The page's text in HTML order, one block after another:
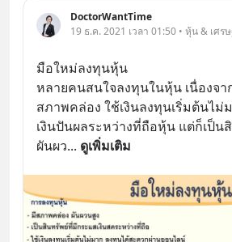
DoctorWantTime
19 ธ.ค. 2021 เวลา 01:50 • หุ้น & เศร
มือใหม่ลงทุนหุ้น
หลายคนสนใจลงทุนในหุ้น เนื่องจ
สภาพคล่อง ใช้เงินลงทุนเริ่มต้นไม่
เงินปันผลระหว่างที่ถือหุ้น แต่ก็เป็
ผันผว... ดูเพิ่มเติม